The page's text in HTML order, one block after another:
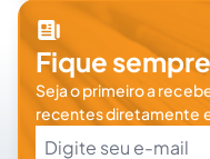
Fique
Seja o primeiro a
recentes diretamente